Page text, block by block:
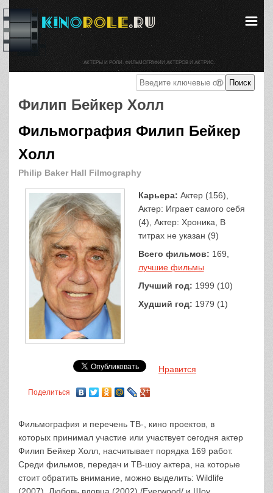
Филип Бейкер Холл
Фильмография Филип Бейкер
Холл
Philip Baker Hall Filmography
Карьера: Актер (156),
Актер: Играет самого себя
(4), Актер: Хроника, В
титрах не указан (9)
Всего фильмов: 169,
лучшие фильмы
Лучший год: 1999 (10)
Худший год: 1979 (1)
Нравится
Поделиться
Фильмография и перечень ТВ-, кино проектов, в
которых принимал участие или участвует сегодня актер
Филип Бейкер Холл, насчитывает порядка 169 работ.
Среди фильмов, передач и ТВ-шоу актера, на которые
стоит обратить внимание, можно выделить: Wildlife
АКТЕРЫ И РОЛИ. ФИЛЬМОГРАФИИ АКТЕРОВ И АКТРИС.